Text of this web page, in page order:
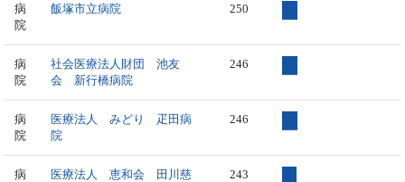
病
院
飯塚市立病院 250
病
院
社会医療法人財団 池友
会 新行橋病院
246
病
院
医療法人 みどり 疋田病
院
246
病
医療法人 恵和会 田川慈
243